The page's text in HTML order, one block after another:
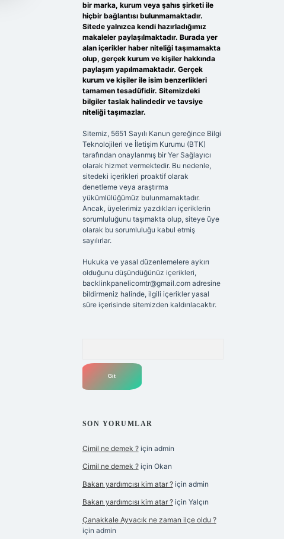
bir marka, kurum veya şahıs şirketi ile
hiçbir bağlantısı bulunmamaktadır.
Sitede yalnızca kendi hazırladığımız
makaleler paylaşılmaktadır. Burada yer
alan içerikler haber niteliği taşımamakta
olup, gerçek kurum ve kişiler hakkında
paylaşım yapılmamaktadır. Gerçek
kurum ve kişiler ile isim benzerlikleri
tamamen tesadüfidir. Sitemizdeki
bilgiler taslak halindedir ve tavsiye
niteliği taşımazlar.
Sitemiz, 5651 Sayılı Kanun gereğince Bilgi
Teknolojileri ve İletişim Kurumu (BTK)
tarafından onaylanmış bir Yer Sağlayıcı
olarak hizmet vermektedir. Bu nedenle,
sitedeki içerikleri proaktif olarak
denetleme veya araştırma
yükümlülüğümüz bulunmamaktadır.
Ancak, üyelerimiz yazdıkları içeriklerin
sorumluluğunu taşımakta olup, siteye üye
olarak bu sorumluluğu kabul etmiş
sayılırlar.
Hukuka ve yasal düzenlemelere aykırı
olduğunu düşündüğünüz içerikleri,
backlinkpanelicomtr@gmail.comadresine
bildirmeniz halinde, ilgili içerikler yasal
süre içerisinde sitemizden kaldırılacaktır.
SON YORUMLAR
Cimil ne demek ?için admin
Cimil ne demek ?için Okan
Bakan yardımcısı kim atar ?için admin
Bakan yardımcısı kim atar ?için Yalçın
Çanakkale Ayvacık ne zaman ilçe oldu ?
için admin